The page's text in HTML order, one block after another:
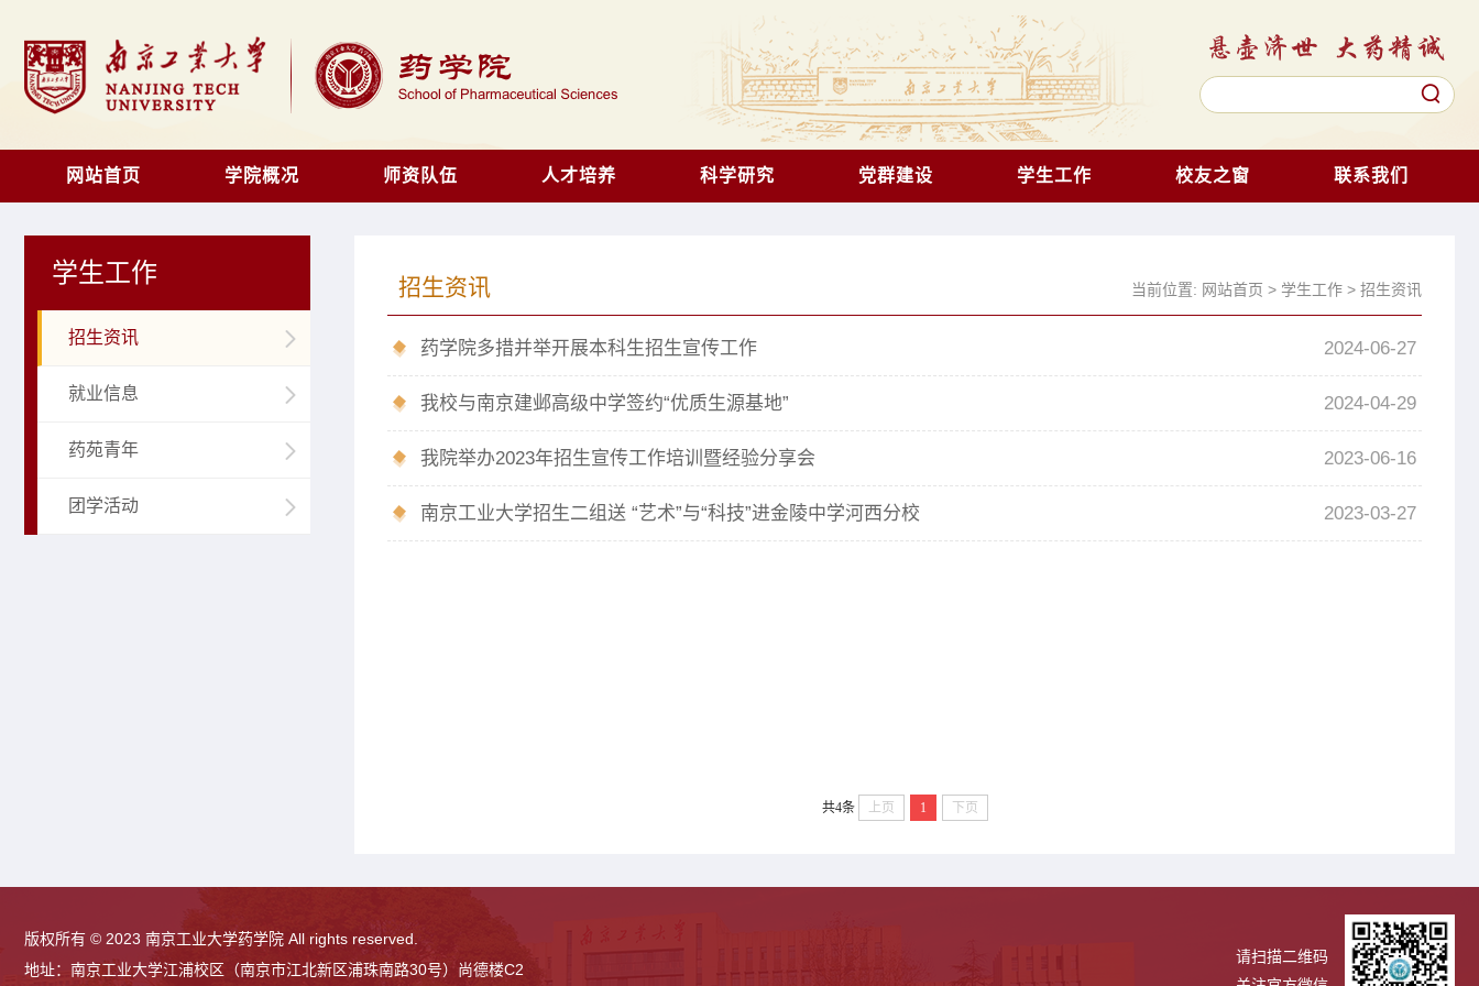
网站首页 学院概况 师资队伍 人才培养 科学研究 党群建设 学生工作 校友之窗 联系我们
学生工作
招生资讯
就业信息
药苑青年
团学活动
招生资讯 当前位置: 网站首页 > 学生工作 > 招生资讯
药学院多措并举开展本科生招生宣传工作 2024-06-27
我校与南京建邺高级中学签约“优质生源基地” 2024-04-29
我院举办2023年招生宣传工作培训暨经验分享会 2023-06-16
南京工业大学招生二组送 “艺术”与“科技”进金陵中学河西分校 2023-03-27
共4条 上页 1 下页
版权所有 © 2023 南京工业大学药学院 All rights reserved.
地址：南京工业大学江浦校区（南京市江北新区浦珠南路30号）尚德楼C2
请扫描二维码